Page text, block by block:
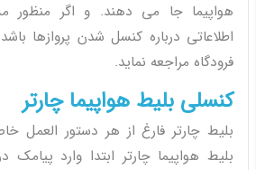
هواپیما جا می دهند. و اگر منظور
اطلاعاتی درباره کنسل شدن پروازها
فرودگاه مراجعه نماید.
کنسلی بلیط هواپیما چارتر
بلیط چارتر فارغ از هر دستور العمل
بلیط هواپیما چارتر ابتدا وارد